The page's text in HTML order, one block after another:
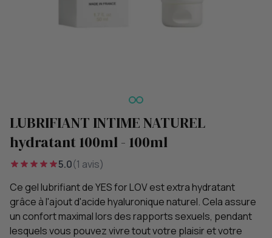
LUBRIFIANT INTIME NATUREL
hydratant 100ml - 100ml
5.0(1 avis)
Ce gel lubrifiant de YES for LOV est extra hydratant
grâce à l'ajout d'acide hyaluronique naturel. Cela assure
un confort maximal lors des rapports sexuels, pendant
lesquels vous pouvez vivre tout votre plaisir et votre